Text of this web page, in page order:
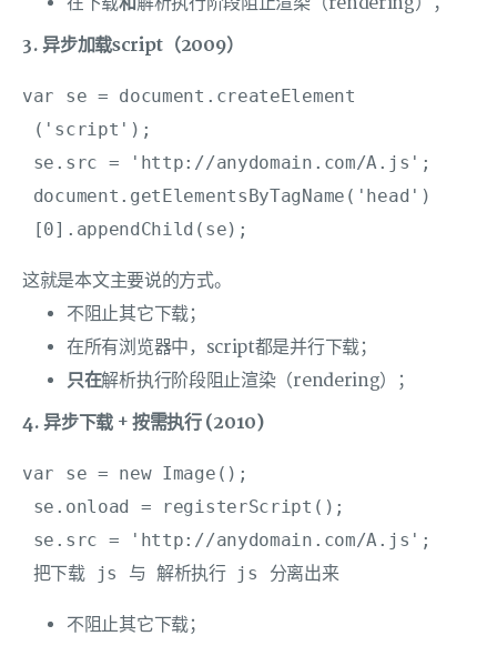
3. 异步加载script（2009）
var se = document.createElement
('script');
se.src = 'http://anydomain.com/A.js';
document.getElementsByTagName('head')
[0].appendChild(se);
这就是本文主要说的方式。
不阻止其它下载；
在所有浏览器中，script都是并行下载；
只在解析执行阶段阻止渲染（rendering）；
4. 异步下载 + 按需执行 (2010)
var se = new Image();
se.onload = registerScript();
se.src = 'http://anydomain.com/A.js';
把下载 js 与 解析执行 js 分离出来
不阻止其它下载；